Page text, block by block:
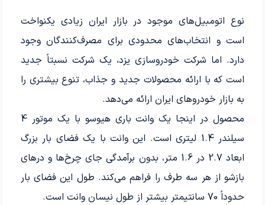
نوع اتومبیل‌های موجود در بازار ایران زیادی یکنواخت
است و انتخاب‌های محدودی برای مصرف‌کنندگان وجود
دارد. اما شرکت خودروسازی یزد، یک شرکت نسبتاً جدید
است که با ارائه محصولات جدید و جذاب، تنوع بیشتری را
به بازار خودروهای ایران ارائه می‌دهد.
محصول در اینجا یک وانت باری هیوسو با یک موتور 4
سیلندر 1.4 لیتری است. این وانت با یک فضای بار بزرگ
ابعاد 2.7 در 1.6 متر، بدون برآمدگی جای چرخ‌ها و درهای
بازشو از هر سه طرف را فراهم می‌کند. طول این فضای بار
حدوداً 70 سانتیمتر بیشتر از طول نیسان وانت است.